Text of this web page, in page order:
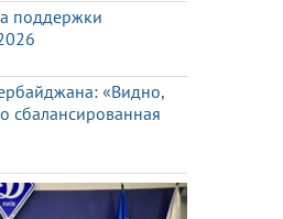
поддержки
«Видно,
сбалансированная